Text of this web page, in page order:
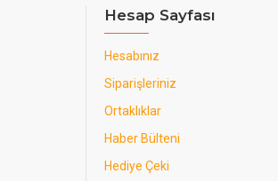
Hesap Sayfası
Hesabınız
Siparişleriniz
Ortaklıklar
Haber Bülteni
Hediye Çeki